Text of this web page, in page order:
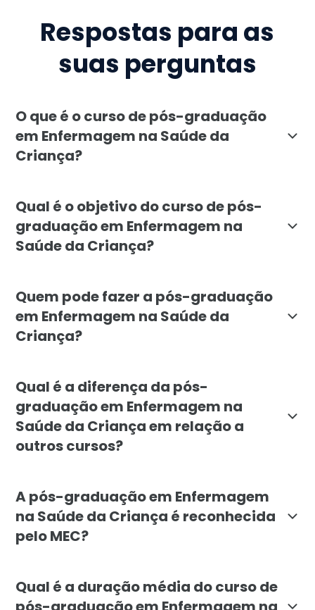
Respostas para as
suas perguntas
O que é o curso de pós-graduação
em Enfermagem na Saúde da
Criança?
Qual é o objetivo do curso de pós-
graduação em Enfermagem na
Saúde da Criança?
Quem pode fazer a pós-graduação
em Enfermagem na Saúde da
Criança?
Qual é a diferença da pós-
graduação em Enfermagem na
Saúde da Criança em relação a
outros cursos?
A pós-graduação em Enfermagem
na Saúde da Criança é reconhecida
pelo MEC?
Qual é a duração média do curso de